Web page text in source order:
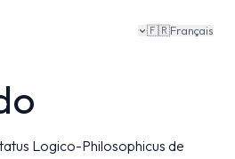
🇫🇷Français
Logico-Philosophicus de